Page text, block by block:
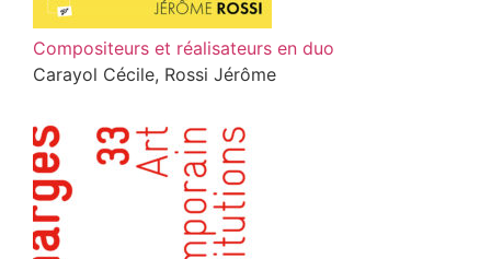
Compositeurs et réalisateurs en duo
Carayol Cécile, Rossi Jérôme